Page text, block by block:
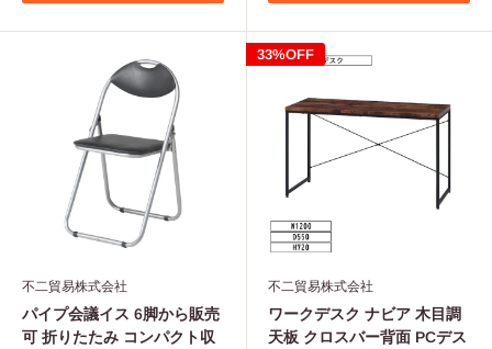
不二貿易株式会社
パイプ会議イス 6脚から販売
可 折りたたみ コンパクト収
33%OFF
不二貿易株式会社
ワークデスク ナビア 木目調
天板 クロスバー背面 PCデス